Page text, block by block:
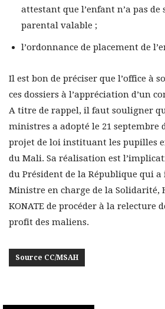
attestant que l’enfant n’a pas
parental valable ;
l’ordonnance de placement de
Il est bon de préciser que l’office à
ces dossiers à l’appréciation d’un
A titre de rappel, il faut souligner
ministres a adopté le 21 septembre
projet de loi instituant les pupilles
du Mali. Sa réalisation est
du Président de la République qui
Ministre en charge de la Solidarité,
KONATE de procéder à la relecture
profit des maliens.
Source CC/MSAH